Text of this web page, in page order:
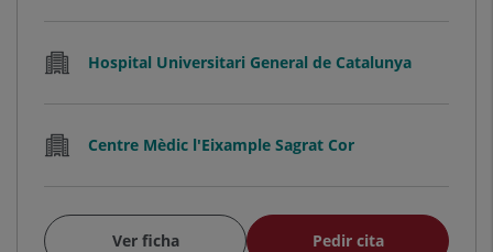
Hospital Universitari General de Catalunya
Centre Mèdic l'Eixample Sagrat Cor
Ver ficha Pedir cita